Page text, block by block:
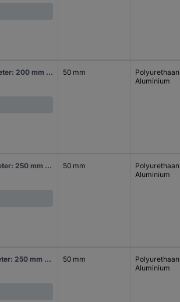
Blickle ALBS 200/20K Kunststofwiel Wieldiameter: 200 mm Draagvermogen (max.): 750 kg 1 stuk(s) 50 mm
Polyurethaan
Aluminium
Blickle ALBS 250/20K Kunststofwiel Wieldiameter: 250 mm Draagvermogen (max.): 850 kg 1 stuk(s) 50 mm
Polyurethaan
Aluminium
Blickle ALBS 250/25K Kunststofwiel Wieldiameter: 250 mm Draagvermogen (max.): 850 kg 1 stuk(s) 50 mm
Polyurethaan
Aluminium